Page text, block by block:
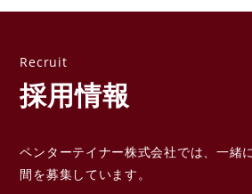
採用情報
ペンターテイナー株式会社では、一緒
間を募集しています。